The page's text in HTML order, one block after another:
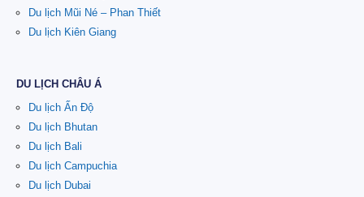
Du lịch Mũi Né – Phan Thiết
Du lịch Kiên Giang
DU LỊCH CHÂU Á
Du lịch Ấn Độ
Du lịch Bhutan
Du lịch Bali
Du lịch Campuchia
Du lịch Dubai